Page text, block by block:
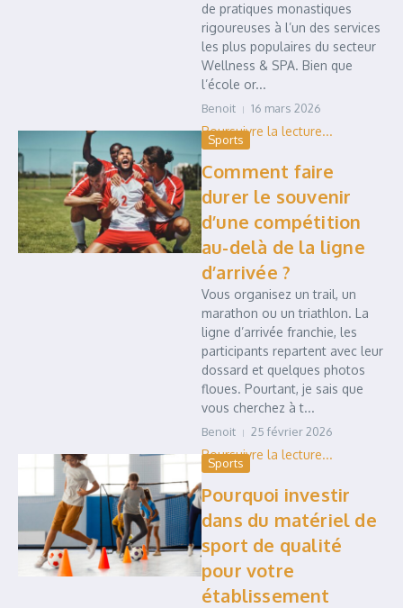
de pratiques monastiques
rigoureuses à l’un des services
les plus populaires du secteur
Wellness & SPA. Bien que
l’école or...
Benoit 16 mars 2026
Sports
Comment faire
durer le souvenir
d’une compétition
au-delà de la ligne
d’arrivée ?
Vous organisez un trail, un
marathon ou un triathlon. La
ligne d’arrivée franchie, les
participants repartent avec leur
dossard et quelques photos
floues. Pourtant, je sais que
vous cherchez à t...
Benoit 25 février 2026
Sports
Pourquoi investir
dans du matériel de
sport de qualité
pour votre
établissement